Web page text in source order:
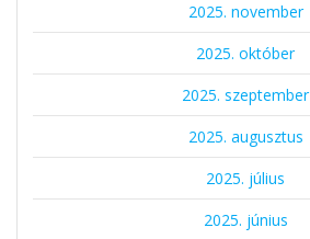
2025. november
2025. október
2025. szeptember
2025. augusztus
2025. július
2025. június